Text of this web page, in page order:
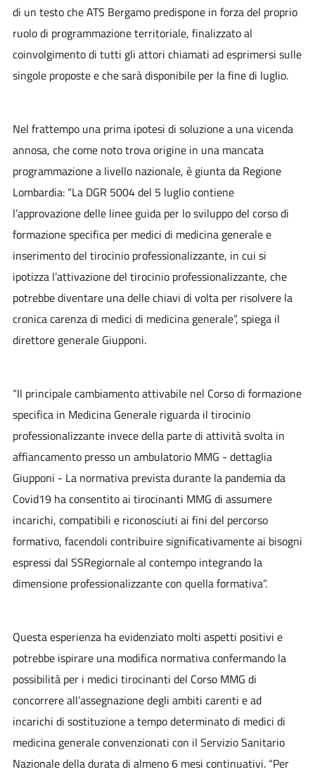
di un testo che ATS Bergamo predispone in forza del proprio
ruolo di programmazione territoriale, finalizzato al
coinvolgimento di tutti gli attori chiamati ad esprimersi sulle
singole proposte e che sarà disponibile per la fine di luglio.
Nel frattempo una prima ipotesi di soluzione a una vicenda
annosa, che come noto trova origine in una mancata
programmazione a livello nazionale, è giunta da Regione
Lombardia: “La DGR 5004 del 5 luglio contiene
l’approvazione delle linee guida per lo sviluppo del corso di
formazione specifica per medici di medicina generale e
inserimento del tirocinio professionalizzante, in cui si
ipotizza l’attivazione del tirocinio professionalizzante, che
potrebbe diventare una delle chiavi di volta per risolvere la
cronica carenza di medici di medicina generale”, spiega il
direttore generale Giupponi.
“Il principale cambiamento attivabile nel Corso di formazione
specifica in Medicina Generale riguarda il tirocinio
professionalizzante invece della parte di attività svolta in
affiancamento presso un ambulatorio MMG - dettaglia
Giupponi - La normativa prevista durante la pandemia da
Covid19 ha consentito ai tirocinanti MMG di assumere
incarichi, compatibili e riconosciuti ai fini del percorso
formativo, facendoli contribuire significativamente ai bisogni
espressi dal SSRegiornale al contempo integrando la
dimensione professionalizzante con quella formativa”.
Questa esperienza ha evidenziato molti aspetti positivi e
potrebbe ispirare una modifica normativa confermando la
possibilità per i medici tirocinanti del Corso MMG di
concorrere all’assegnazione degli ambiti carenti e ad
incarichi di sostituzione a tempo determinato di medici di
medicina generale convenzionati con il Servizio Sanitario
Nazionale della durata di almeno 6 mesi continuativi. “Per